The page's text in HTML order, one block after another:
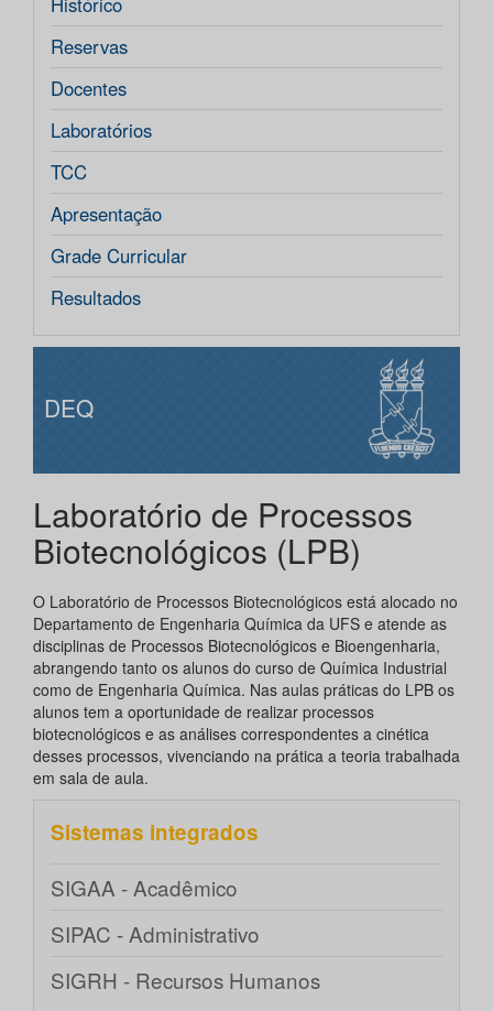
Reservas
Docentes
Laboratórios
TCC
Apresentação
Grade Curricular
Resultados
DEQ
Laboratório de Processos
Biotecnológicos (LPB)
O Laboratório de Processos Biotecnológicos está alocado no
Departamento de Engenharia Química da UFS e atende as
disciplinas de Processos Biotecnológicos e Bioengenharia,
abrangendo tanto os alunos do curso de Química Industrial
como de Engenharia Química. Nas aulas práticas do LPB os
alunos tem a oportunidade de realizar processos
biotecnológicos e as análises correspondentes a cinética
desses processos, vivenciando na prática a teoria trabalhada
em sala de aula.
Sistemas integrados
SIGAA - Acadêmico
SIPAC - Administrativo
SIGRH - Recursos Humanos